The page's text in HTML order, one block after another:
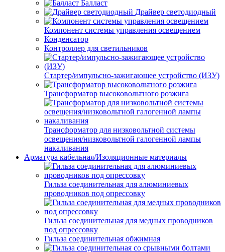
Балласт
Драйвер светодиодный
Компонент системы управления освещением
Конденсатор
Контроллер для светильников
Стартер/импульсно-зажигающее устройство (ИЗУ)
Трансформатор высоковольтного розжига
Трансформатор для низковольтной системы
освещения/низковольтной галогенной лампы
накаливания
Арматура кабельная/Изоляционные материалы
Гильза соединительная для алюминиевых
проводников под опрессовку
Гильза соединительная для медных проводников
под опрессовку
Гильза соединительная обжимная